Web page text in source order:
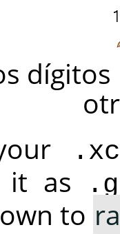
dígitos
it as
to